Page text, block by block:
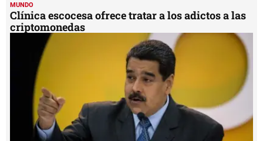
MUNDO
Clínica escocesa ofrece tratar a los adictos a las
criptomonedas